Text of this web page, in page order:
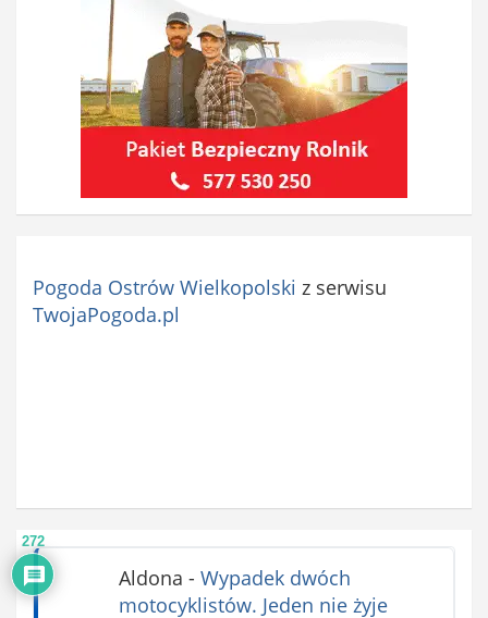
Pogoda Ostrów Wielkopolski z serwisu
TwojaPogoda.pl
Aldona - Wypadek dwóch
motocyklistów. Jeden nie żyje
272